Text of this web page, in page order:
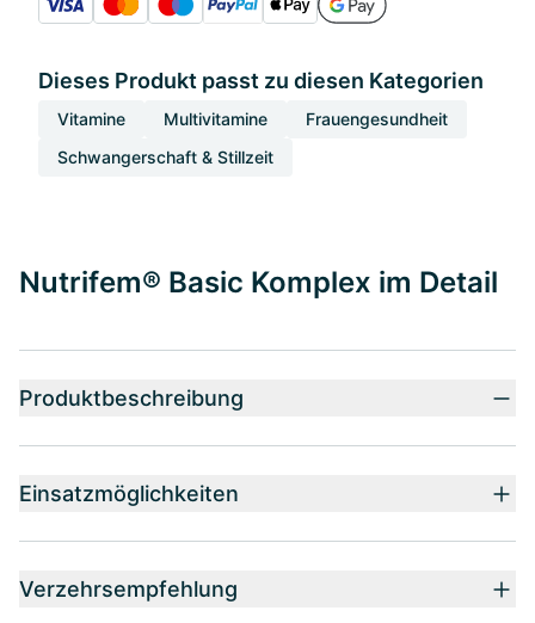
Dieses Produkt passt zu diesen Kategorien
Vitamine Multivitamine
Frauengesundheit
Schwangerschaft & Stillzeit
Nutrifem® Basic Komplex im Detail
Produktbeschreibung
Einsatzmöglichkeiten
Verzehrsempfehlung